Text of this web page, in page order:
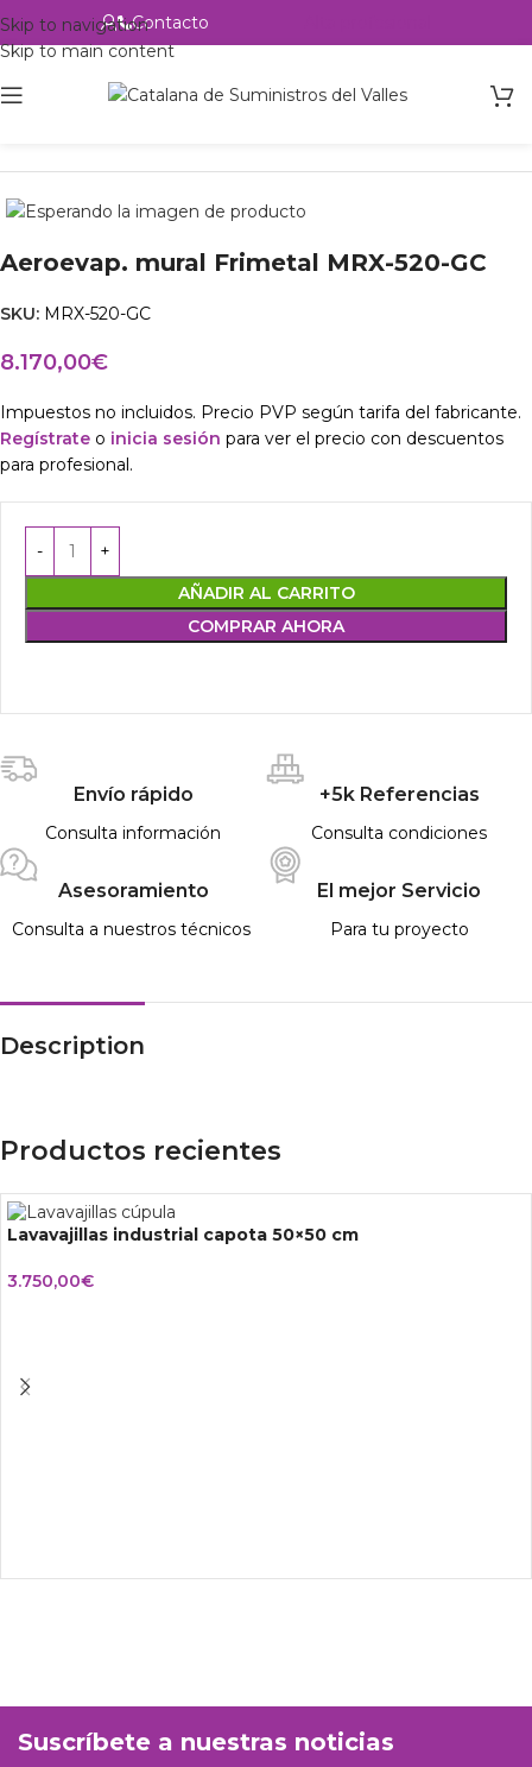
Skip to navigation
Skip to main content
Contacto
Aeroevap. mural Frimetal MRX-520-GC
SKU: MRX-520-GC
8.170,00€
Impuestos no incluidos. Precio PVP según tarifa del fabricante.
Regístrate o inicia sesión para ver el precio con descuentos
para profesional.
AÑADIR AL CARRITO
COMPRAR AHORA
Envío rápido
Consulta información
+5k Referencias
Consulta condiciones
Asesoramiento
Consulta a nuestros técnicos
El mejor Servicio
Para tu proyecto
Description
Productos recientes
Lavavajillas industrial capota 50×50 cm
3.750,00€
Suscríbete a nuestras noticias